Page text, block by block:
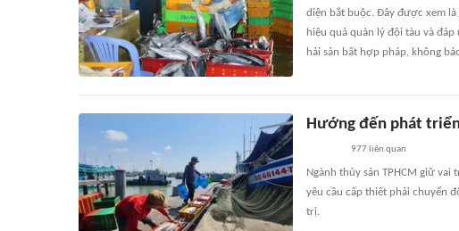
diện bắt buộc. Đây được xem
hiệu quả quản lý đội tàu và
hải sản bất hợp pháp, không
Hướng đến phát
977 liên quan
Ngành thủy sản TPHCM giữ
yêu cầu cấp thiết phải chuyển
trị.